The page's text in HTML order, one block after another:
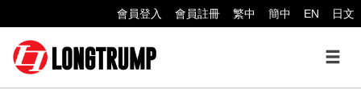
會員登入 會員註冊 繁中 簡中 EN 日文